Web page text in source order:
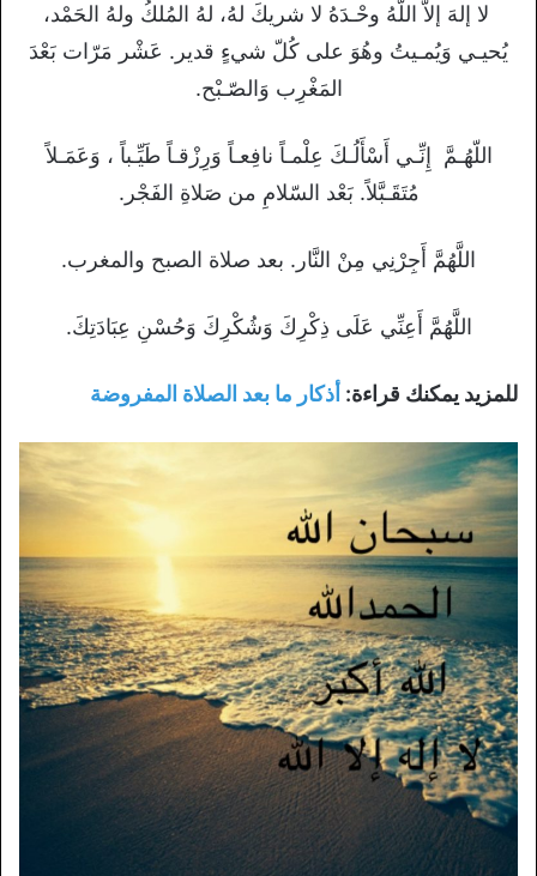
لا إلهَ إلاّ اللّهُ وحْـدَهُ لا شريكَ لهُ، لهُ المُلكُ ولهُ الحَمْد،
يُحيـي وَيُمـيتُ وهُوَ على كُلّ شيءٍ قدير. عَشْر مَرّات بَعْدَ
المَغْرِب وَالصّـبْح.
اللّهُـمَّ إِنِّـي أَسْأَلُـكَ عِلْمـاً نافِعـاً وَرِزْقـاً طَيِّـباً ، وَعَمَـلاً
مُتَقَـبَّلاً. بَعْد السّلامِ من صَلاةِ الفَجْر.
اللَّهُمَّ أَجِرْنِي مِنْ النَّار. بعد صلاة الصبح والمغرب.
اللَّهُمَّ أَعِنِّي عَلَى ذِكْرِكَ وَشُكْرِكَ وَحُسْنِ عِبَادَتِكَ.
للمزيد يمكنك قراءة: أذكار ما بعد الصلاة المفروضة